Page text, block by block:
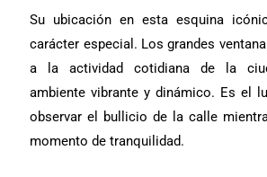
Su ubicación en esta esquina
carácter especial. Los grandes
a la actividad cotidiana de la
ambiente vibrante y dinámico. Es el
observar el bullicio de la calle
momento de tranquilidad.